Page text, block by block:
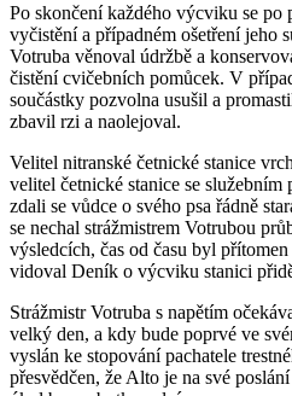
Po skončení každého výcviku se
vyčistění a případném ošetření jeho
Votruba věnoval údržbě a
čistění cvičebních pomůcek. V
součástky pozvolna usušil a
zbavil rzi a naolejoval.
Velitel nitranské četnické stanice
velitel četnické stanice se služebním
zdali se vůdce o svého psa řádně
se nechal strážmistrem Votrubou
výsledcích, čas od času byl
vidoval Deník o výcviku stanici
Strážmistr Votruba s napětím
velký den, a kdy bude poprvé ve
vyslán ke stopování pachatele
přesvědčen, že Alto je na své